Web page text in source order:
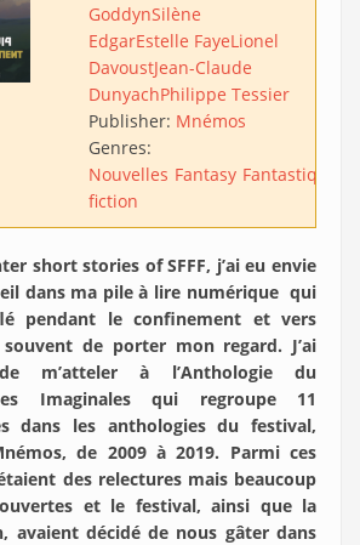
GoddynSilène
EdgarEstelle FayeLionel
DavoustJean-Claude
DunyachPhilippe Tessier
Publisher: Mnémos
Genres:
Nouvelles Fantasy Fantastique
fiction
short stories of SFFF, j’ai eu envie
dans ma pile à lire numérique qui
pendant le confinement et vers
souvent de porter mon regard. J’ai
m’atteler à l’Anthologie du
Imaginales qui regroupe 11
dans les anthologies du festival,
de 2009 à 2019. Parmi ces
des relectures mais beaucoup
et le festival, ainsi que la
avaient décidé de nous gâter dans